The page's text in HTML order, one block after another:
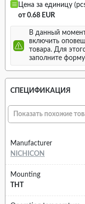
Цена за единицу
от 0.68 EUR
В данный
включить
товара. Для
заполните
СПЕЦИФИКАЦИЯ
Показать похожие
Manufacturer
NICHICON
Mounting
THT